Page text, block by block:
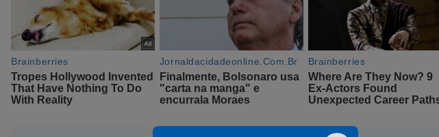
Vão fazer uma faxina em Santa Catarina, mandando para casa numa tacada só, o que temos
de mais atrasado.
E Merisio vai fazer o que disse saber fazer: cuidar da sua vida. Trabalhar. E vão com ele, o
cordão que o sustenta e que é sustentado por ele, nas custas do Estado.